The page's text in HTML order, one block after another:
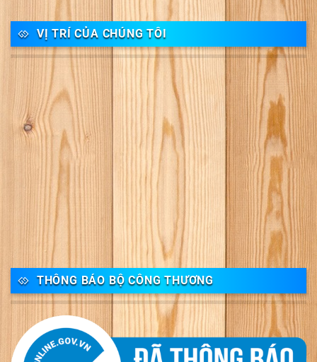
VỊ TRÍ CỦA CHÚNG TÔI
THÔNG BÁO BỘ CÔNG THƯƠNG